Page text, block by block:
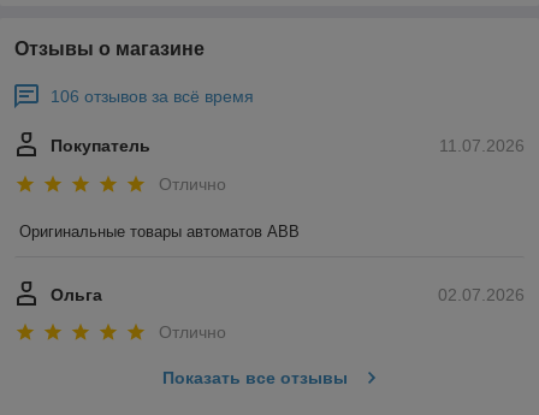
Отзывы о магазине
106 отзывов за всё время
11.07.2026
Покупатель
Отлично
Оригинальные товары автоматов ABB
02.07.2026
Ольга
Отлично
Показать все отзывы